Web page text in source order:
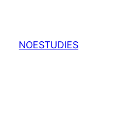
NOESTUDIES